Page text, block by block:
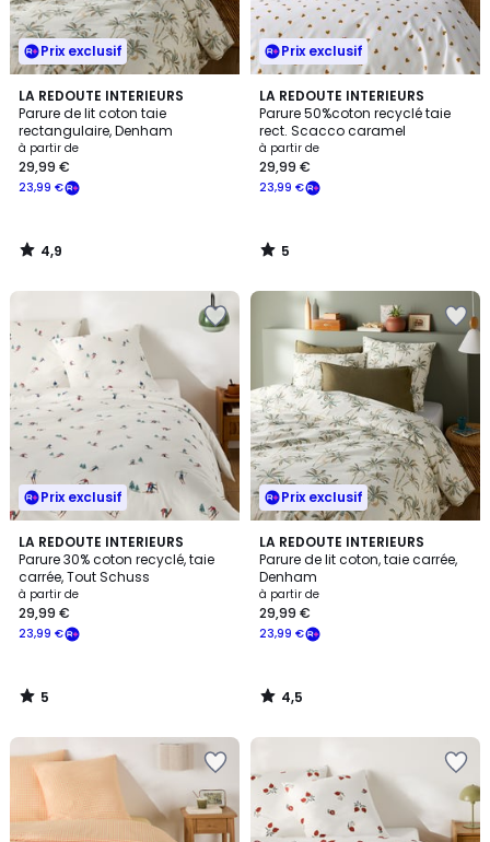
Prix exclusif
LA REDOUTE INTERIEURS
Parure de lit coton taie
rectangulaire, Denham
à partir de
23,99 €
29,99 €
4,9
/ 5
4,9
/
Prix exclusif
LA REDOUTE INTERIEURS
Parure 50%coton recyclé taie
rect. Scacco caramel
à partir de
23,99 €
29,99 €
5
/
5
5
/
Prix exclusif
LA REDOUTE INTERIEURS
Parure 30% coton recyclé, taie
carrée, Tout Schuss
à partir de
23,99 €
29,99 €
5
/
5
5
/
Prix exclusif
LA REDOUTE INTERIEURS
Parure de lit coton, taie carrée,
Denham
à partir de
23,99 €
29,99 €
4,5
/ 5
4,5
/